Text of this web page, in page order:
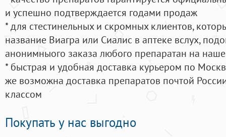
и успешно подтверждается годами продаж
* для стестинельных и скромных клиентов,
название Виагра или Сиалис в аптеке вслух,
анонимныого заказа любого препаратан на
* быстрая и удобная доставка курьером по
же возможна доставка препаратов почтой
классом
Покупать у нас выгодно